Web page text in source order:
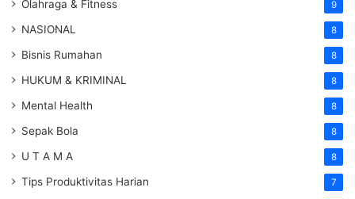
Olahraga & Fitness 9
NASIONAL 8
Bisnis Rumahan 8
HUKUM & KRIMINAL 8
Mental Health 8
Sepak Bola 8
U T A M A 8
Tips Produktivitas Harian 7